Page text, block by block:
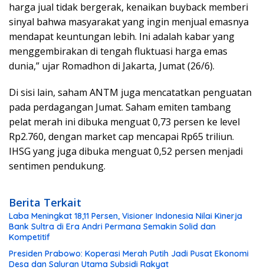
harga jual tidak bergerak, kenaikan buyback memberi
sinyal bahwa masyarakat yang ingin menjual emasnya
mendapat keuntungan lebih. Ini adalah kabar yang
menggembirakan di tengah fluktuasi harga emas
dunia,” ujar Romadhon di Jakarta, Jumat (26/6).
Di sisi lain, saham ANTM juga mencatatkan penguatan
pada perdagangan Jumat. Saham emiten tambang
pelat merah ini dibuka menguat 0,73 persen ke level
Rp2.760, dengan market cap mencapai Rp65 triliun.
IHSG yang juga dibuka menguat 0,52 persen menjadi
sentimen pendukung.
Berita Terkait
Laba Meningkat 18,11 Persen, Visioner Indonesia Nilai Kinerja
Bank Sultra di Era Andri Permana Semakin Solid dan
Kompetitif
Presiden Prabowo: Koperasi Merah Putih Jadi Pusat Ekonomi
Desa dan Saluran Utama Subsidi Rakyat